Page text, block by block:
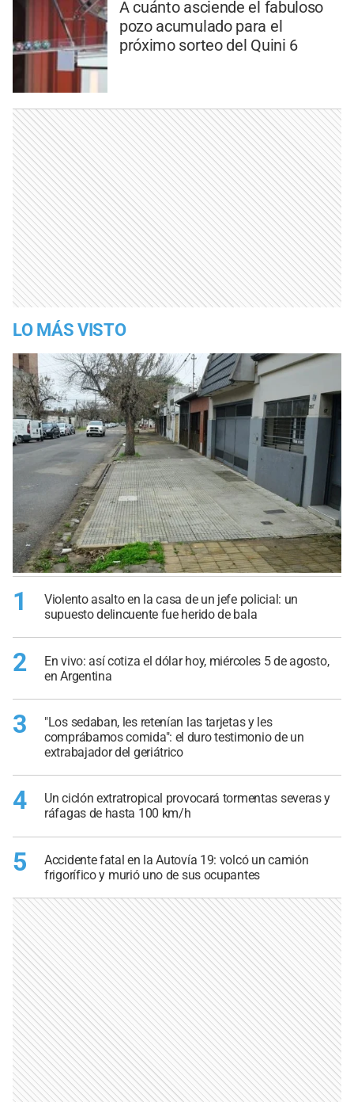
A cuánto asciende el fabuloso
pozo acumulado para el
próximo sorteo del Quini 6
LO MÁS VISTO
1
Violento asalto en la casa de un jefe policial: un
supuesto delincuente fue herido de bala
2
En vivo: así cotiza el dólar hoy, miércoles 5 de agosto,
en Argentina
3
"Los sedaban, les retenían las tarjetas y les
comprábamos comida": el duro testimonio de un
extrabajador del geriátrico
4
Un ciclón extratropical provocará tormentas severas y
ráfagas de hasta 100 km/h
5
Accidente fatal en la Autovía 19: volcó un camión
frigorífico y murió uno de sus ocupantes